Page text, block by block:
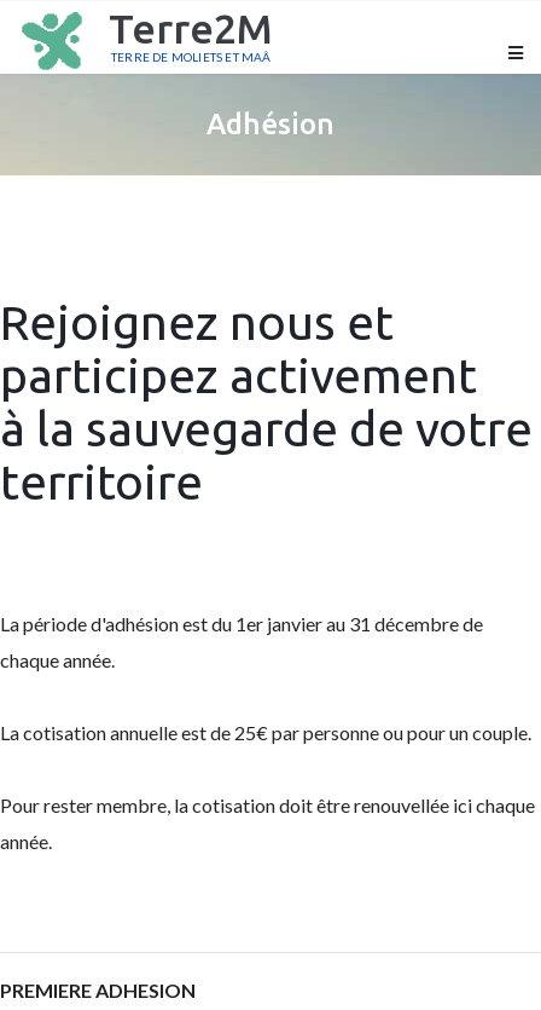
Terre2M
TERRE DE MOLIETS ET MAÂ
Adhésion
Rejoignez nous et
participez activement
à la sauvegarde de votre
territoire
La période d'adhésion est du 1er janvier au 31 décembre de
chaque année.
La cotisation annuelle est de 25€ par personne ou pour un couple.
Pour rester membre, la cotisation doit être renouvellée ici chaque
année.
PREMIERE ADHESION